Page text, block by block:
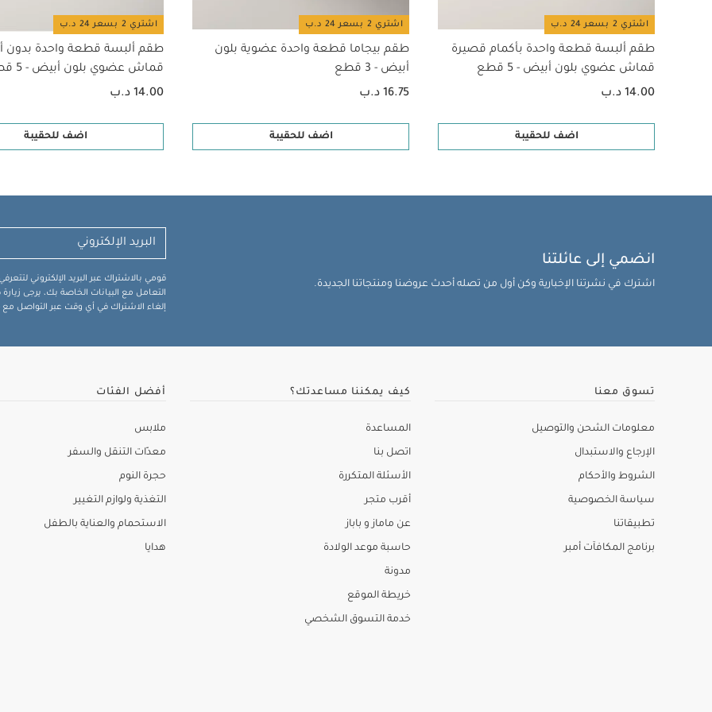
اشتري 2 بسعر 24 د.ب
طقم ألبسة قطعة واحدة بأكمام قصيرة
قماش عضوي بلون أبيض - 5 قطع
14.00 د.ب
اضف للحقيبة
اشتري 2 بسعر 24 د.ب
طقم بيجاما قطعة واحدة عضوية بلون
أبيض - 3 قطع
16.75 د.ب
اضف للحقيبة
اشتري 2 بسعر 24 د.ب
طقم ألبسة قطعة واحدة بدون
قماش عضوي بلون أبيض - 5 قطع
14.00 د.ب
اضف للحقيبة
انضمي إلى عائلتنا
اشترك في نشرتنا الإخبارية وكن أول من تصله أحدث عروضنا ومنتجاتنا الجديدة.
قومي بالاشتراك عبر البريد الإلكتروني
التعامل مع البيانات الخاصة بك، يرجى
إلغاء الاشتراك في أي وقت عبر التواصل مع
تسوق معنا
معلومات الشحن والتوصيل
الإرجاع والاستبدال
الشروط والأحكام
سياسة الخصوصية
تطبيقاتنا
برنامج المكافآت أمبر
كيف يمكننا مساعدتك؟
المساعدة
اتصل بنا
الأسئلة المتكررة
أقرب متجر
عن ماماز و باباز
حاسبة موعد الولادة
مدونة
خريطة الموقع
خدمة التسوق الشخصي
أفضل الفئات
ملابس
معدّات التنقل والسفر
حجرة النوم
التغذية ولوازم التغيير
الاستحمام والعناية بالطفل
هدايا